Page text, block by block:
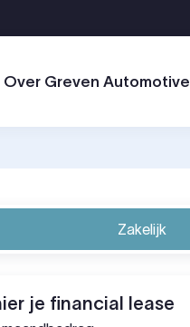
Over Greven Automotive
Zakelijk
je financial lease